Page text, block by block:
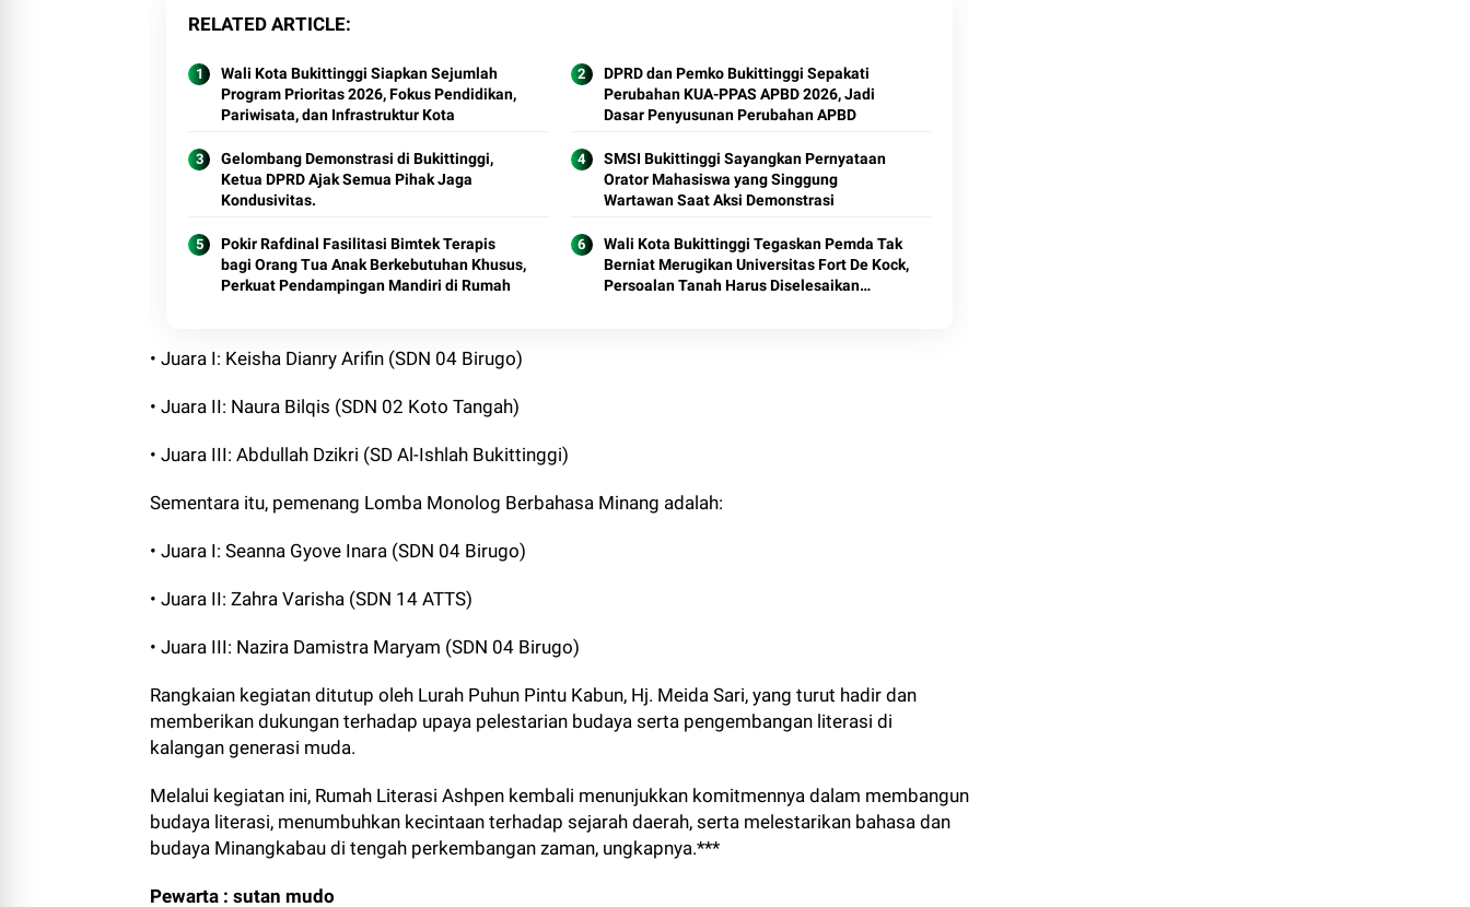
RELATED ARTICLE
Wali Kota Bukittinggi Siapkan Sejumlah
Program Prioritas 2026, Fokus Pendidikan,
Pariwisata, dan Infrastruktur Kota
DPRD dan Pemko Bukittinggi Sepakati
Perubahan KUA-PPAS APBD 2026, Jadi
Dasar Penyusunan Perubahan APBD
Gelombang Demonstrasi di Bukittinggi,
Ketua DPRD Ajak Semua Pihak Jaga
Kondusivitas.
SMSI Bukittinggi Sayangkan Pernyataan
Orator Mahasiswa yang Singgung
Wartawan Saat Aksi Demonstrasi
Pokir Rafdinal Fasilitasi Bimtek Terapis
bagi Orang Tua Anak Berkebutuhan Khusus,
Perkuat Pendampingan Mandiri di Rumah
Wali Kota Bukittinggi Tegaskan Pemda Tak
Berniat Merugikan Universitas Fort De Kock,
Persoalan Tanah Harus Diselesaikan
• Juara I: Keisha Dianry Arifin (SDN 04 Birugo)
• Juara II: Naura Bilqis (SDN 02 Koto Tangah)
• Juara III: Abdullah Dzikri (SD Al-Ishlah Bukittinggi)
Sementara itu, pemenang Lomba Monolog Berbahasa Minang adalah:
• Juara I: Seanna Gyove Inara (SDN 04 Birugo)
• Juara II: Zahra Varisha (SDN 14 ATTS)
• Juara III: Nazira Damistra Maryam (SDN 04 Birugo)
Rangkaian kegiatan ditutup oleh Lurah Puhun Pintu Kabun, Hj. Meida Sari, yang turut hadir dan
memberikan dukungan terhadap upaya pelestarian budaya serta pengembangan literasi di
kalangan generasi muda.
Melalui kegiatan ini, Rumah Literasi Ashpen kembali menunjukkan komitmennya dalam membangun
budaya literasi, menumbuhkan kecintaan terhadap sejarah daerah, serta melestarikan bahasa dan
budaya Minangkabau di tengah perkembangan zaman, ungkapnya.***
Pewarta : sutan mudo